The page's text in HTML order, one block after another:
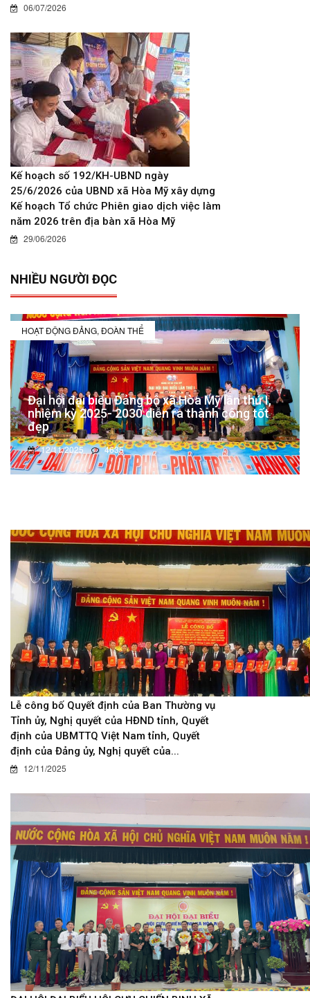
06/07/2026
Kế hoạch số 192/KH-UBND ngày
25/6/2026 của UBND xã Hòa Mỹ xây dựng
Kế hoạch Tổ chức Phiên giao dịch việc làm
năm 2026 trên địa bàn xã Hòa Mỹ
29/06/2026
NHIỀU NGƯỜI ĐỌC
HOẠT ĐỘNG ĐẢNG, ĐOÀN THỂ
Đại hội đại biểu Đảng bộ xã Hòa Mỹ lần thứ I,
nhiệm kỳ 2025- 2030 diễn ra thành công tốt
đẹp
12/11/2025 4635
Lễ công bố Quyết định của Ban Thường vụ
Tỉnh ủy, Nghị quyết của HĐND tỉnh, Quyết
định của UBMTTQ Việt Nam tỉnh, Quyết
định của Đảng ủy, Nghị quyết của...
12/11/2025